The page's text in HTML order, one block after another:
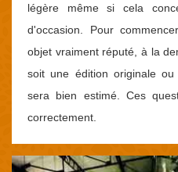
légère même si cela
d'occasion. Pour
objet vraiment réputé, à la
soit une édition originale
sera bien estimé. Ces
correctement.